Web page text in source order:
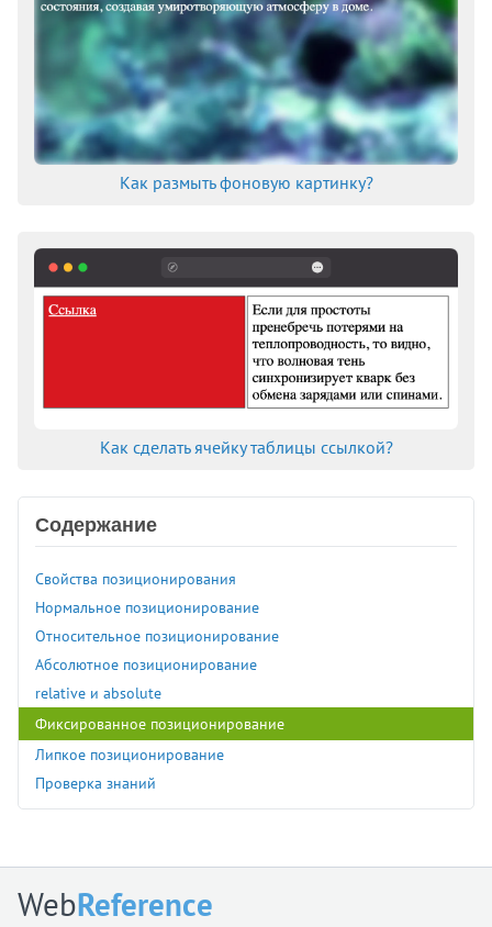
Как размыть фоновую картинку?
Как сделать ячейку таблицы ссылкой?
Содержание
Свойства позиционирования
Нормальное позиционирование
Относительное позиционирование
Абсолютное позиционирование
relative и absolute
Фиксированное позиционирование
Липкое позиционирование
Проверка знаний
WebReference